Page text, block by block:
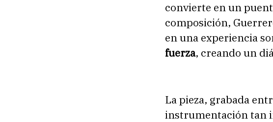
convierte en un
composición,
en una experiencia
fuerza, creando un
La pieza, grabada
instrumentación tan